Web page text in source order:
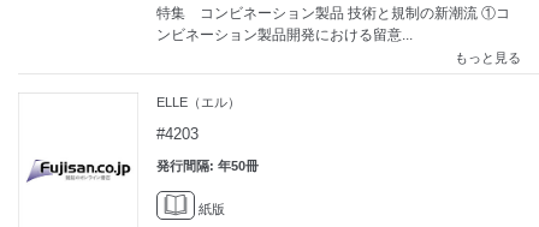
特集 コンビネーション製品 技術と規制の新潮流 ①コ
ンビネーション製品開発における留意...
もっと見る
ELLE（エル）
#4203
発行間隔: 年50冊
紙版